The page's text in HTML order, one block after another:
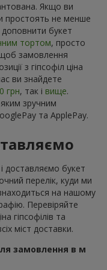
Якщо ви
простоять не менше
букет
тортом, просто
замовлення
з гіпсофіл ціна
ви знайдете
грн, так і вище.
зручним
та ApplePay.
доставляємо букет
перелік, куди ми
на нашому
Перевіряйте
гіпсофілів та
міст доставки.
замовлення в м